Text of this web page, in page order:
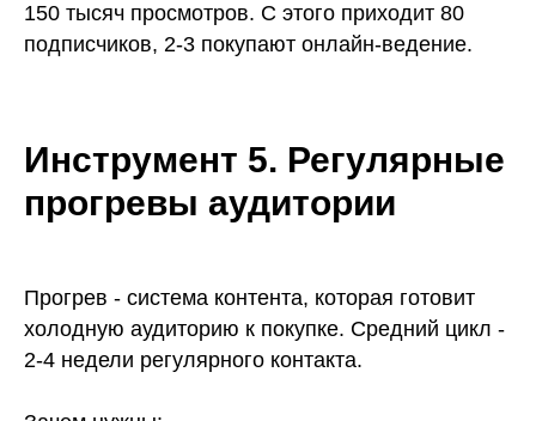
150 тысяч просмотров. С этого приходит 80
подписчиков, 2-3 покупают онлайн-ведение.
Инструмент 5. Регулярные
прогревы аудитории
Прогрев - система контента, которая готовит
холодную аудиторию к покупке. Средний цикл -
2-4 недели регулярного контакта.